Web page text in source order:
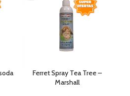
Ferret Spray Tea Tree –
Marshall